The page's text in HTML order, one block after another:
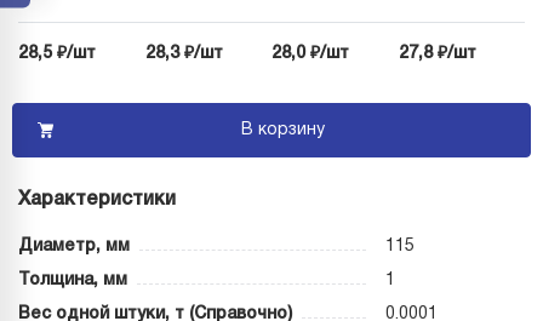
28,5 ₽/шт 28,3 ₽/шт 28,0 ₽/шт 27,8 ₽/шт
В корзину
Характеристики
Диаметр, мм 115
Толщина, мм 1
Вес одной штуки, т (Справочно) 0.0001